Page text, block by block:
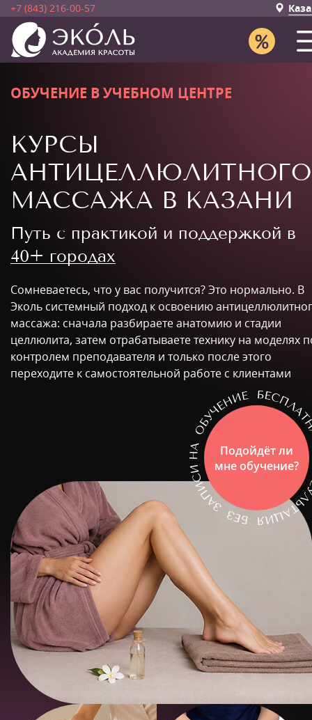
+7 (843) 216-00-57
ОБУЧЕНИЕ В УЧЕБНОМ ЦЕНТРЕ
КУРСЫ
АНТИЦЕЛЛЮЛИТНОГО
МАССАЖА В КАЗАНИ
Путь с практикой и поддержкой в
40+ городах
Сомневаетесь, что у вас получится? Это нормально. В
Эколь системный подход к освоению
массажа: сначала разбираете анатомию и стадии
целлюлита, затем отрабатываете технику на моделях
контролем преподавателя и только после этого
переходите к самостоятельной работе с клиентами
Подойдёт ли
мне обучение?